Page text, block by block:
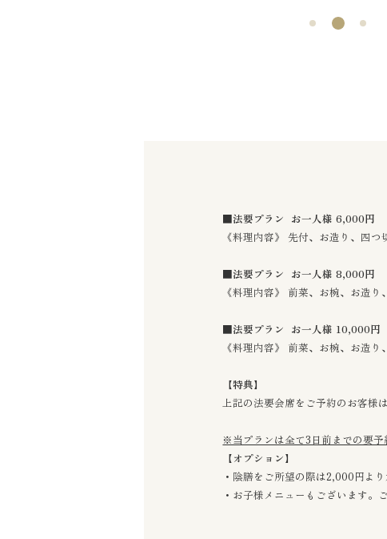
■法要プラン お一人様 6,000円
《料理内容》 先付、お造り、四
■法要プラン お一人様 8,000円
《料理内容》 前菜、お椀、お造
■法要プラン お一人様 10,000円
《料理内容》 前菜、お椀、お造
【特典】
上記の法要会席をご予約のお客様
※当プランは全て3日前までの要予
【オプション】
・陰膳をご所望の際は2,000円よ
・お子様メニューもございます。